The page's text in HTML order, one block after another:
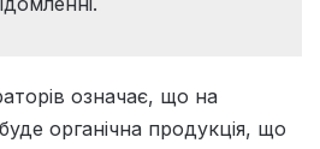
означає, що на
органічна продукція, що